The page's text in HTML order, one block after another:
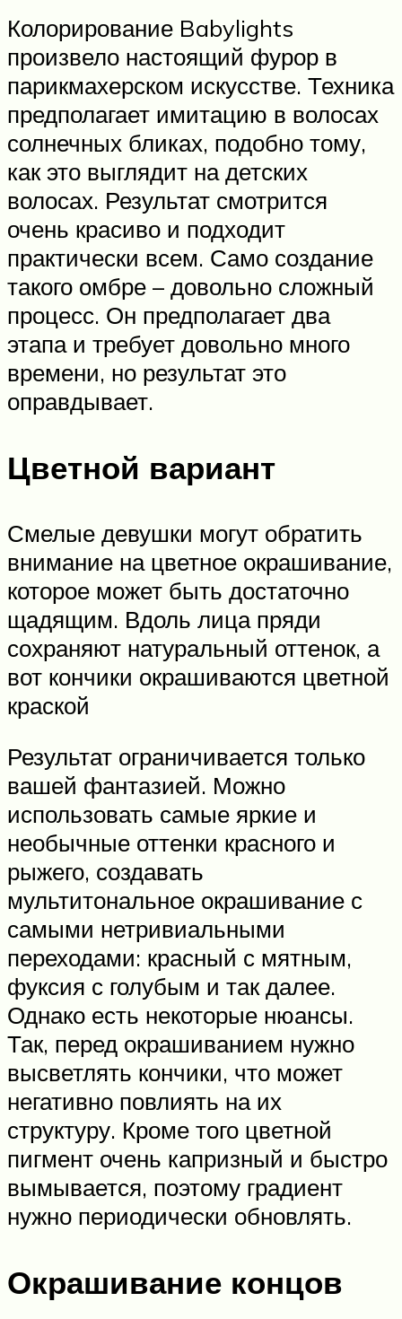
Колорирование Babylights
произвело настоящий фурор в
парикмахерском искусстве. Техника
предполагает имитацию в волосах
солнечных бликах, подобно тому,
как это выглядит на детских
волосах. Результат смотрится
очень красиво и подходит
практически всем. Само создание
такого омбре – довольно сложный
процесс. Он предполагает два
этапа и требует довольно много
времени, но результат это
оправдывает.
Цветной вариант
Смелые девушки могут обратить
внимание на цветное окрашивание,
которое может быть достаточно
щадящим. Вдоль лица пряди
сохраняют натуральный оттенок, а
вот кончики окрашиваются цветной
краской
Результат ограничивается только
вашей фантазией. Можно
использовать самые яркие и
необычные оттенки красного и
рыжего, создавать
мультитональное окрашивание с
самыми нетривиальными
переходами: красный с мятным,
фуксия с голубым и так далее.
Однако есть некоторые нюансы.
Так, перед окрашиванием нужно
высветлять кончики, что может
негативно повлиять на их
структуру. Кроме того цветной
пигмент очень капризный и быстро
вымывается, поэтому градиент
нужно периодически обновлять.
Окрашивание концов